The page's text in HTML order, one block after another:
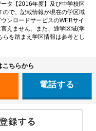
タ【2016年度】及び中学校区
で、記載情報が現在の学区域
ンロードサービスのWEBサイ
えません。また、通学区域(学
を踏まえ学区情報は参考とし
こちらから
電話する